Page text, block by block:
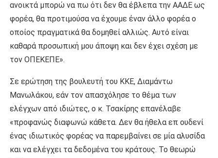
ανοικτά μπορώ να πω ότι δεν θα έβλεπα την ΑΑΔΕ ως
φορέα, θα προτιμούσα να έχουμε έναν άλλο φορέα ο
οποίος πραγματικά θα δομηθεί αλλιώς. Αυτό είναι
καθαρά προσωπική μου άποψη και δεν έχει σχέση με
τον ΟΠΕΚΕΠΕ».
Σε ερώτηση της βουλευτή του ΚΚΕ, Διαμάντω
Μανωλάκου, εάν τον απασχόλησε το θέμα των
ελέγχων από ιδιώτες, ο κ. Τσακίρης επανέλαβε
«προφανώς διαφωνώ κάθετα. Δεν θα ήθελα επ ουδενί
ένας ιδιωτικός φορέας να παρεμβαίνει σε μία αλυσίδα
και να ελέγχει τα δεδομένα του κράτους. Το θεωρώ